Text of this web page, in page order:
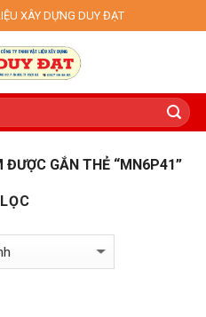
XÂY DỰNG DUY ĐẠT
ĐƯỢC GẮN THẺ “MN6P41”
LỌC